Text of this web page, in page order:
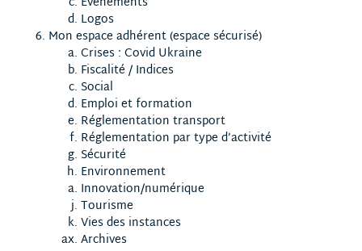
Logos
Mon espace adhérent (espace sécurisé)
Crises : Covid Ukraine
Fiscalité / Indices
Social
Emploi et formation
Réglementation transport
Réglementation par type d’activité
Sécurité
Environnement
Innovation/numérique
Tourisme
Vies des instances
Archives